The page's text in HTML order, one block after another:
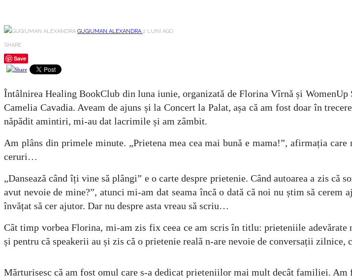
GUGIUMAN ALEXANDRA2 LUNI AGO
SHARE
Save
Întâlnirea Healing BookClub din luna iunie, organizată de Florina Vîrnă și WomenUp
Camelia Cavadia. Aveam de ajuns și la Concert la Palat, așa că am fost doar în
năpădit amintiri, mi-au dat lacrimile și am zâmbit.
Am plâns din primele minute. „Prietena mea cea mai bună e mama!”, afirmația
ceruri…
„Dansează când îți vine să plângi” e o carte despre prietenie. Când autoarea a zis
avut nevoie de mine?”, atunci mi-am dat seama încă o dată că noi nu știm să
învățat să cer ajutor. Dar nu despre asta vreau să scriu…
Cât timp vorbea Florina, mi-am zis fix ceea ce am scris în titlu: prieteniile adevărate
și pentru că speakerii au și zis că o prietenie reală n-are nevoie de conversații
Mărturisesc că am fost omul care s-a dedicat prieteniilor mai mult decât familiei.